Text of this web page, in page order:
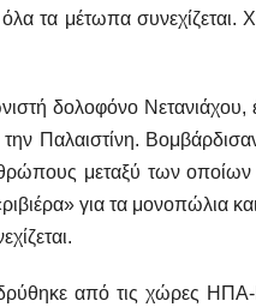
τα μέτωπα συνεχίζεται.
δολοφόνο Νετανιάχου,
Παλαιστίνη.
μεταξύ των
για τα μονοπώλια
από τις χώρες